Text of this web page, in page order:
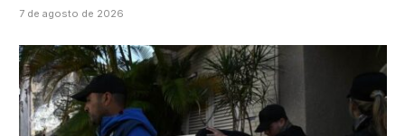
7 de agosto de 2026